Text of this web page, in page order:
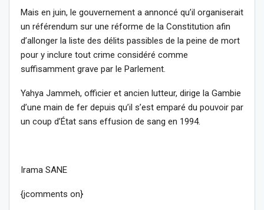
Mais en juin, le gouvernement a annoncé qu’il organiserait
un référendum sur une réforme de la Constitution afin
d’allonger la liste des délits passibles de la peine de mort
pour y inclure tout crime considéré comme
suffisamment grave par le Parlement.
Yahya Jammeh, officier et ancien lutteur, dirige la Gambie
d’une main de fer depuis qu’il s’est emparé du pouvoir par
un coup d’État sans effusion de sang en 1994.
Irama SANE
{jcomments on}